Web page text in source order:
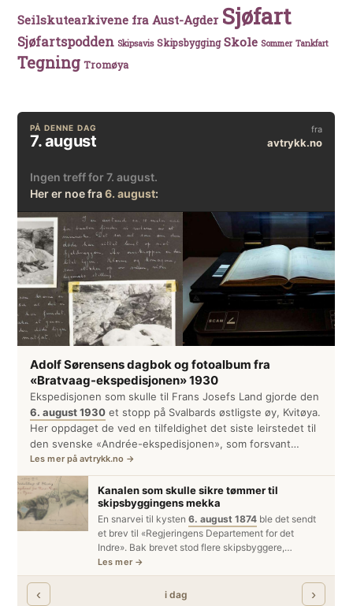
Seilskutearkivene fra Aust-Agder Sjøfart
Sjøfartspodden Skipsavis Skipsbygging Skole Sommer Tankfart
Tegning Tromøya